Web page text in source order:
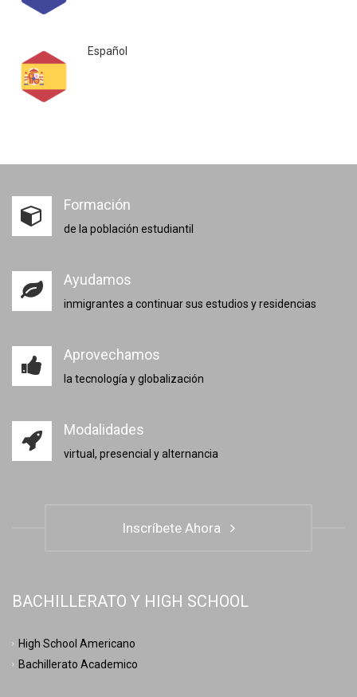
Español
Formación
de la población estudiantil
Ayudamos
inmigrantes a continuar sus estudios y residencias
Aprovechamos
la tecnología y globalización
Modalidades
virtual, presencial y alternancia
Inscríbete Ahora
BACHILLERATO Y HIGH SCHOOL
High School Americano
Bachillerato Academico